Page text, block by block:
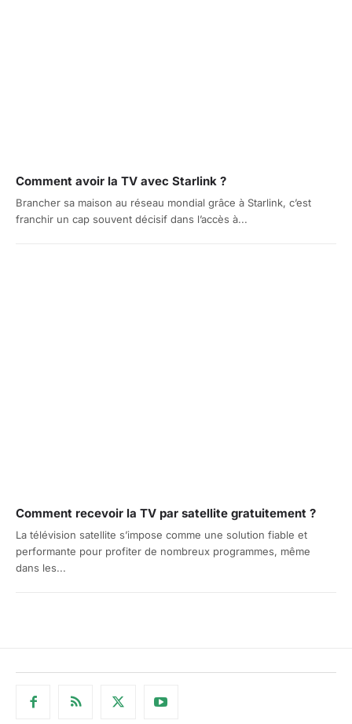
Comment avoir la TV avec Starlink ?
Brancher sa maison au réseau mondial grâce à Starlink, c’est
franchir un cap souvent décisif dans l’accès à...
Comment recevoir la TV par satellite gratuitement ?
La télévision satellite s’impose comme une solution fiable et
performante pour profiter de nombreux programmes, même
dans les...